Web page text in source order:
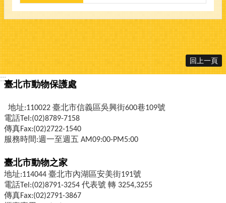
回上一頁
:::
臺北市動物保護處
地址:110022 臺北市信義區吳興街600巷109號
電話Tel:(02)8789-7158
傳真Fax:(02)2722-1540
服務時間:週一至週五 AM09:00-PM5:00
臺北市動物之家
地址:114044 臺北市內湖區安美街191號
電話Tel:(02)8791-3254 代表號 轉 3254,3255
傳真Fax:(02)2791-3867